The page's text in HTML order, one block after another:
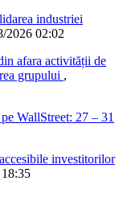
industriei
2026 02:02
afara activității de
grupului ,
WallStreet: 27 – 31
investitorilor